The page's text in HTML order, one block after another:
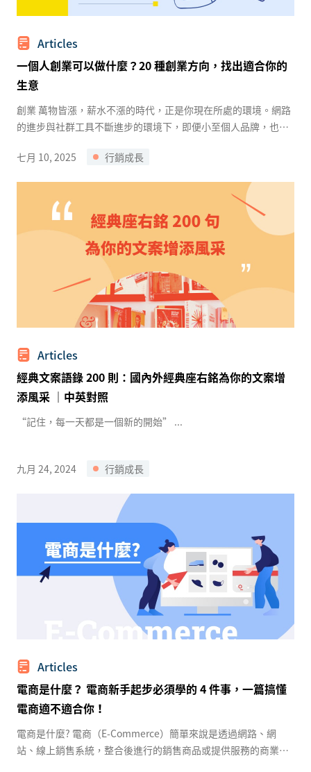
Articles
一個人創業可以做什麼？20 種創業方向，找出適合你的
生意
創業 萬物皆漲，薪水不漲的時代，正是你現在所處的環境。網路
的進步與社群工具不斷進步的環境下，即便小至個人品牌，也有
七月 10, 2025
行銷成長
Articles
經典文案語錄 200 則：國內外經典座右銘為你的文案增
添風采 ｜中英對照
“記住，每一天都是一個新的開始” ...
九月 24, 2024 行銷成長
Articles
電商是什麼？ 電商新手起步必須學的 4 件事，一篇搞懂
電商適不適合你！
電商是什麼? 電商（E-Commerce）簡單來說是透過網路、網
站、線上銷售系統，整合後進行的銷售商品或提供服務的商業模